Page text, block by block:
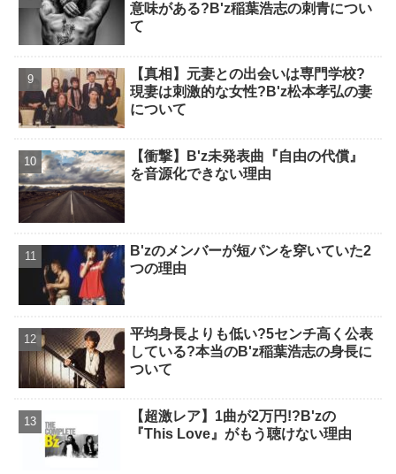
意味がある?B'z稲葉浩志の刺青につい
て
【真相】元妻との出会いは専門学校?
現妻は刺激的な女性?B'z松本孝弘の妻
について
【衝撃】B'z未発表曲『自由の代償』
を音源化できない理由
B'zのメンバーが短パンを穿いていた2
つの理由
平均身長よりも低い?5センチ高く公表
している?本当のB'z稲葉浩志の身長に
ついて
【超激レア】1曲が2万円!?B'zの
『This Love』がもう聴けない理由